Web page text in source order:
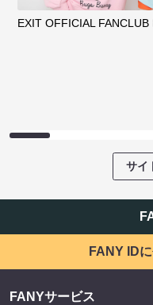
EXIT OFFICIAL FANCLUB
サイ
FANY ID
FANYサービス